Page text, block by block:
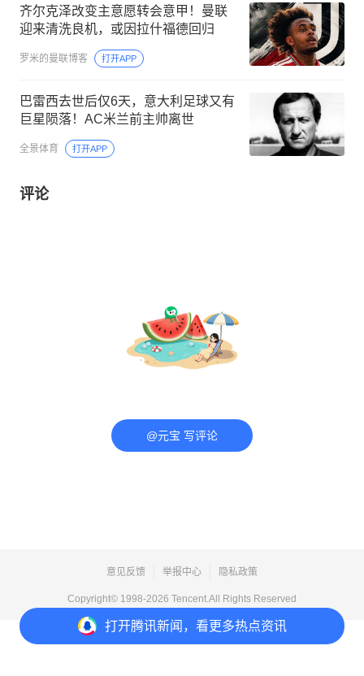
打开腾讯新闻，看更多热点资讯
齐尔克泽改变主意愿转会意甲！曼联
迎来清洗良机，或因拉什福德回归
罗米的曼联博客 打开APP
巴雷西去世后仅6天，意大利足球又有
巨星陨落！AC米兰前主帅离世
全景体育 打开APP
评论
@元宝 写评论
意见反馈 举报中心 隐私政策
Copyright© 1998-2026 Tencent.All Rights Reserved